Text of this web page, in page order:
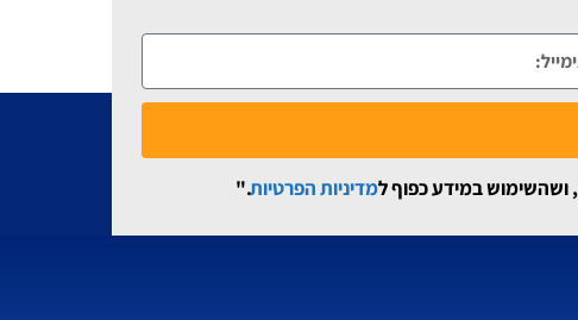
ושהשימוש במידע כפוף למדיניות הפרטיות."